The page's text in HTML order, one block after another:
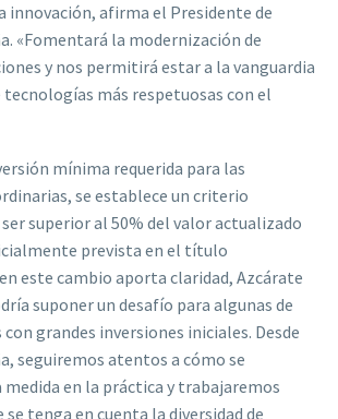
afirma el Presidente de
«Fomentará la modernización de
y nos permitirá estar a la vanguardia
tecnologías más respetuosas con el
mínima requerida para las
se establece un criterio
superior al 50% del valor actualizado
prevista en el título
este cambio aporta claridad, Azcárate
suponer un desafío para algunas de
grandes inversiones iniciales. Desde
seguiremos atentos a cómo se
en la práctica y trabajaremos
se tenga en cuenta la diversidad de